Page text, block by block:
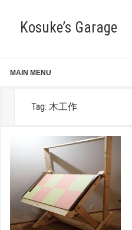
Kosuke’s Garage
MAIN MENU
Tag: 木工作